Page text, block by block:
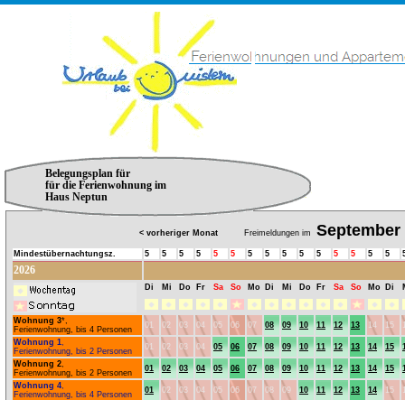
Belegungsplan für
für die Ferienwohnung im
Haus Neptun
< vorheriger Monat Freimeldungen im September
Mindestübernachtungsz. 5 5 5 5 5 5 5 5 5 5 5 5 5 5 5
2026
Di Mi Do Fr Sa So Mo Di Mi Do Fr Sa So Mo Di
Wohnung 3*,
Ferienwohnung, bis 4 Personen
01 02 03 04 05 06 07 08 09 10 11 12 13 14 15
Wohnung 1,
Ferienwohnung, bis 2 Personen
01 02 03 04 05 06 07 08 09 10 11 12 13 14 15
Wohnung 2,
Ferienwohnung, bis 2 Personen
01 02 03 04 05 06 07 08 09 10 11 12 13 14 15
Wohnung 4,
Ferienwohnung, bis 4 Personen
01 02 03 04 05 06 07 08 09 10 11 12 13 14 15